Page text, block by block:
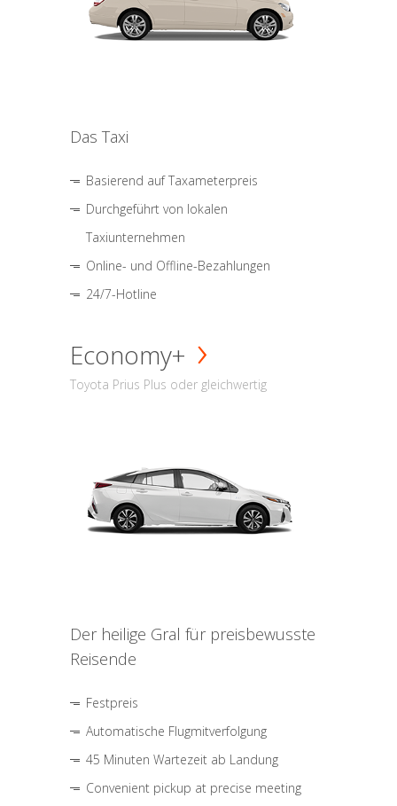
Das Taxi
Basierend auf Taxameterpreis
Durchgeführt von lokalen
Taxiunternehmen
Online- und Offline-Bezahlungen
24/7-Hotline
Economy+
Toyota Prius Plus oder gleichwertig
Der heilige Gral für preisbewusste
Reisende
Festpreis
Automatische Flugmitverfolgung
45 Minuten Wartezeit ab Landung
Convenient pickup at precise meeting